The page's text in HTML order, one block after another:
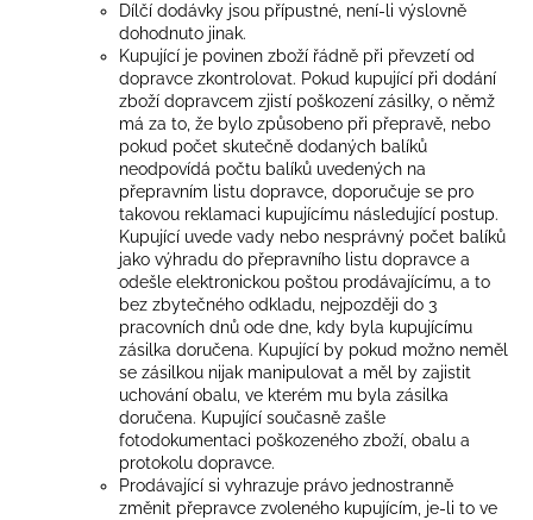
Dílčí dodávky jsou přípustné, není-li výslovně
dohodnuto jinak.
Kupující je povinen zboží řádně při převzetí od
dopravce zkontrolovat. Pokud kupující při dodání
zboží dopravcem zjistí poškození zásilky, o němž
má za to, že bylo způsobeno při přepravě, nebo
pokud počet skutečně dodaných balíků
neodpovídá počtu balíků uvedených na
přepravním listu dopravce, doporučuje se pro
takovou reklamaci kupujícímu následující postup.
Kupující uvede vady nebo nesprávný počet balíků
jako výhradu do přepravního listu dopravce a
odešle elektronickou poštou prodávajícímu, a to
bez zbytečného odkladu, nejpozději do 3
pracovních dnů ode dne, kdy byla kupujícímu
zásilka doručena. Kupující by pokud možno neměl
se zásilkou nijak manipulovat a měl by zajistit
uchování obalu, ve kterém mu byla zásilka
doručena. Kupující současně zašle
fotodokumentaci poškozeného zboží, obalu a
protokolu dopravce.
Prodávající si vyhrazuje právo jednostranně
změnit přepravce zvoleného kupujícím, je-li to ve